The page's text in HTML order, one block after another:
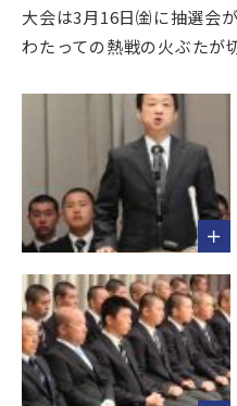
大会は3月16日㈮に抽選会
わたっての熱戦の火ぶたが